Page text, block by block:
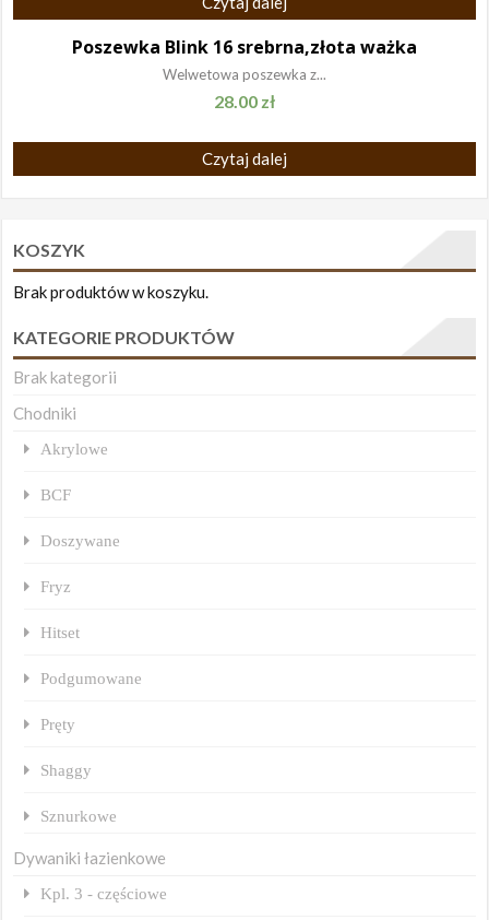
Poszewka Blink 16 srebrna,złota ważka
Welwetowa poszewka z...
28.00 zł
Czytaj dalej
KOSZYK
Brak produktów w koszyku.
KATEGORIE PRODUKTÓW
Brak kategorii
Chodniki
Akrylowe
BCF
Doszywane
Fryz
Hitset
Podgumowane
Pręty
Shaggy
Sznurkowe
Dywaniki łazienkowe
Kpl. 3 - częściowe